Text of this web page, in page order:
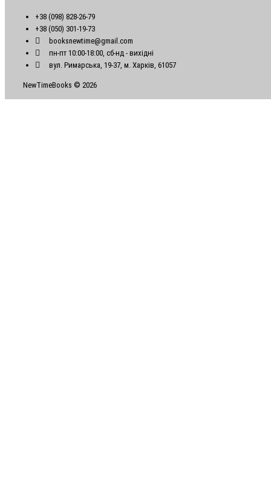
+38 (098) 828-26-79
+38 (050) 301-19-73
booksnewtime@gmail.com
пн-пт 10:00-18:00, сб-нд - вихідні
вул. Римарська, 19-37, м. Харків, 61057
NewTimeBooks © 2026